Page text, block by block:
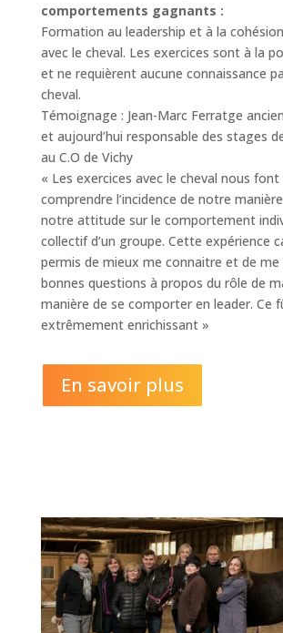
comportements gagnants :
Formation au leadership et à la cohésion
avec le cheval. Les exercices sont à la
et ne requièrent aucune connaissance
cheval.
Témoignage : Jean-Marc Ferratge
et aujourd’hui responsable des stages
au C.O de Vichy
« Les exercices avec le cheval nous
comprendre l’incidence de notre
notre attitude sur le comportement
collectif d’un groupe. Cette expérience
permis de mieux me connaitre et de me
bonnes questions à propos du rôle de
manière de se comporter en leader. Ce
extrêmement enrichissant »
En savoir plus